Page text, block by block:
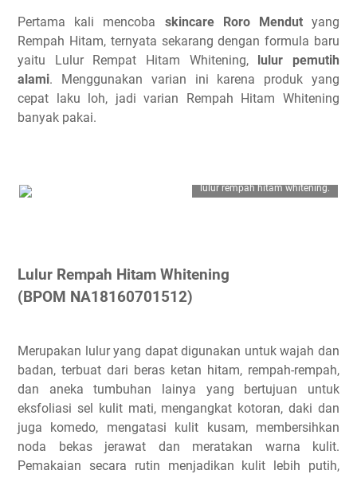
Pertama kali mencoba skincare Roro Mendutyang
Rempah Hitam, ternyata sekarang dengan formula baru
yaitu Lulur Rempat Hitam Whitening, lulur pemutih
alami. Menggunakan varian ini karena produk yang
cepat laku loh, jadi varian Rempah Hitam Whitening
banyak pakai.
lulur rempah hitam whitening.
Lulur Rempah Hitam Whitening
(BPOM NA18160701512)
Merupakan lulur yang dapat digunakan untuk wajah dan
badan, terbuat dari beras ketan hitam, rempah-rempah,
dan aneka tumbuhan lainya yang bertujuan untuk
eksfoliasi sel kulit mati, mengangkat kotoran, daki dan
juga komedo, mengatasi kulit kusam, membersihkan
noda bekas jerawat dan meratakan warna kulit.
Pemakaian secara rutin menjadikan kulit lebih putih,